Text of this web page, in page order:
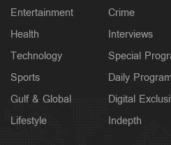
വന്ദേമാതരം മുഴുവന്‍
പ്രോട്ടോക്കോള്‍
Entertainment
Health
Technology
Sports
Gulf & Global
Lifestyle
Crime
Interviews
Special
Daily
Digital
Indepth